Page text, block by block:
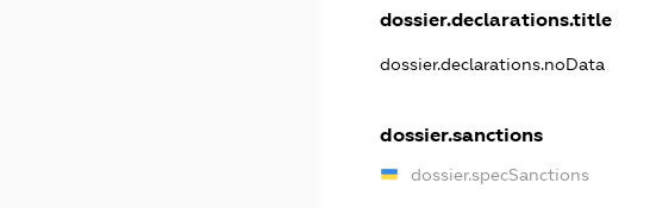
dossier.declarations.title
dossier.declarations.noData
dossier.sanctions
dossier.specSanctions